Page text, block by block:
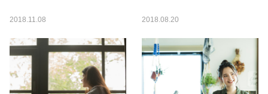
2018.11.08 2018.08.20